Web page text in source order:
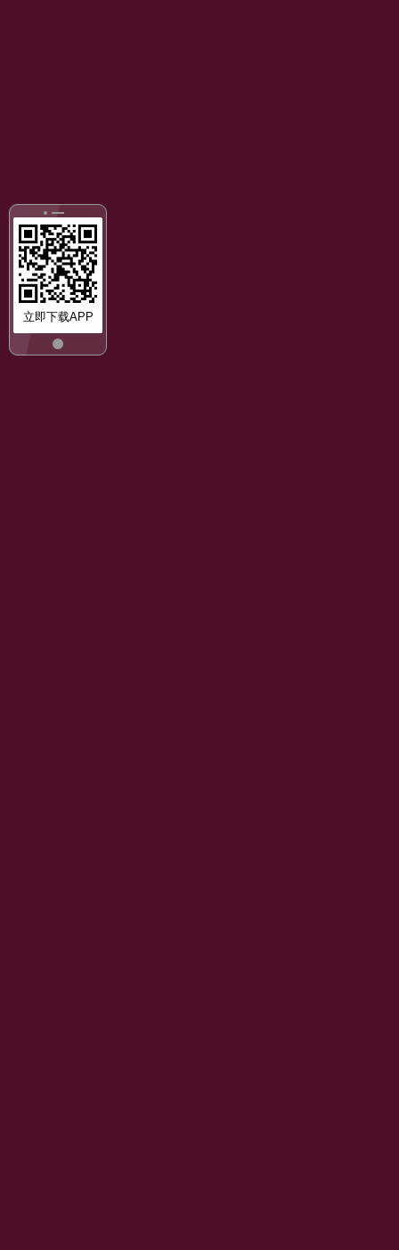
立即下载APP